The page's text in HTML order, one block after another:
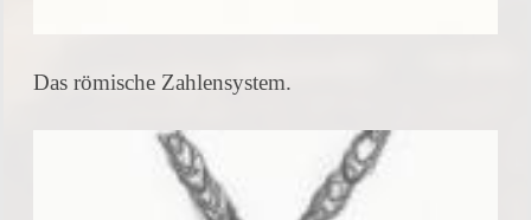
Das römische Zahlensystem.